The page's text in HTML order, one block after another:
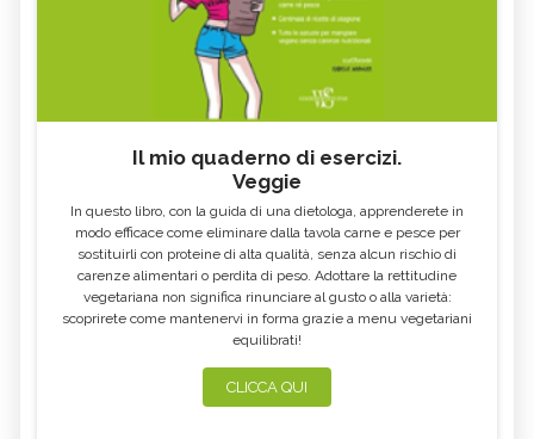
Il mio quaderno di esercizi.
Veggie
In questo libro, con la guida di una dietologa, apprenderete in
modo efficace come eliminare dalla tavola carne e pesce per
sostituirli con proteine di alta qualità, senza alcun rischio di
carenze alimentari o perdita di peso. Adottare la rettitudine
vegetariana non significa rinunciare al gusto o alla varietà:
scoprirete come mantenervi in forma grazie a menu vegetariani
equilibrati!
CLICCA QUI